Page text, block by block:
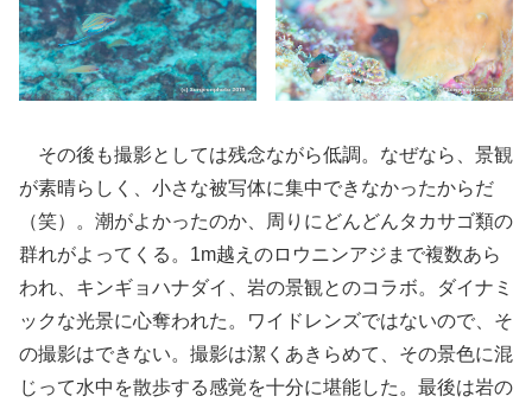
その後も撮影としては残念ながら低調。なぜなら、景観
が素晴らしく、小さな被写体に集中できなかったからだ
（笑）。潮がよかったのか、周りにどんどんタカサゴ類の
群れがよってくる。1m越えのロウニンアジまで複数あら
われ、キンギョハナダイ、岩の景観とのコラボ。ダイナミ
ックな光景に心奪われた。ワイドレンズではないので、そ
の撮影はできない。撮影は潔くあきらめて、その景色に混
じって水中を散歩する感覚を十分に堪能した。最後は岩の